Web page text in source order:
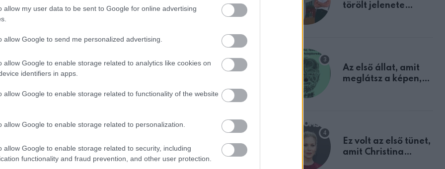
allow my user data to be sent to Google for online advertising
allow Google to send me personalized advertising.
allow Google to enable storage related to analytics like cookies on
identifiers in apps.
allow Google to enable storage related to functionality of the website
allow Google to enable storage related to personalization.
allow Google to enable storage related to security, including
functionality and fraud prevention, and other user protection.
a kitartás és a kölcsönös támogatás a boldog és sikeres párkapcsolat
törölt jelenete
Az első állat, amit
meglátsz a képen,
Ez volt az első tünet,
amit Christina